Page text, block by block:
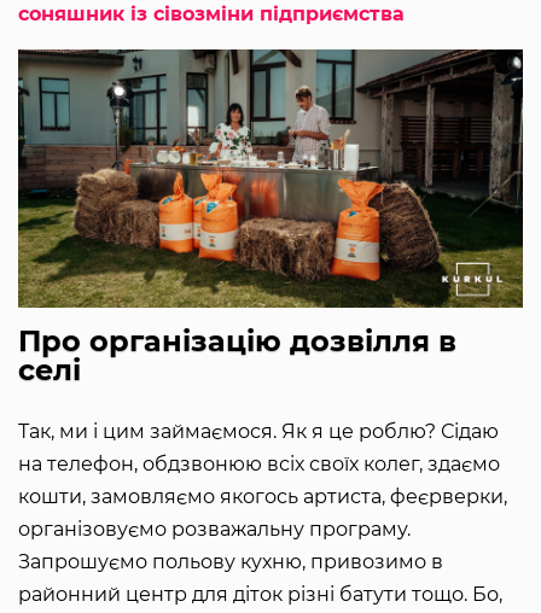
соняшник із сівозміни підприємства
Про організацію дозвілля в
селі
Так, ми і цим займаємося. Як я це роблю? Сідаю
на телефон, обдзвонюю всіх своїх колег, здаємо
кошти, замовляємо якогось артиста, феєрверки,
організовуємо розважальну програму.
Запрошуємо польову кухню, привозимо в
районний центр для діток різні батути тощо. Бо,